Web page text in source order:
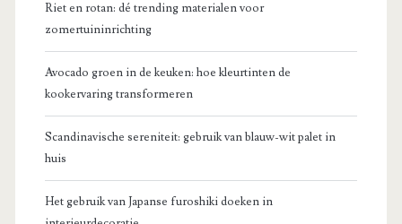
Riet en rotan: dé trending materialen voor
zomertuininrichting
Avocado groen in de keuken: hoe kleurtinten de
kookervaring transformeren
Scandinavische sereniteit: gebruik van blauw-wit palet in
huis
Het gebruik van Japanse furoshiki doeken in